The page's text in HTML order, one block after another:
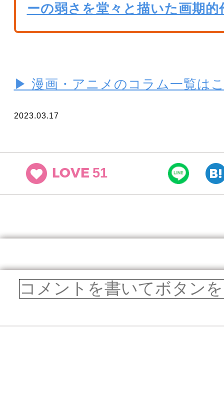
ーの弱さを堂々と描いた画期的
▶ 漫画・アニメのコラム一覧は
2023.03.17
LOVE 51